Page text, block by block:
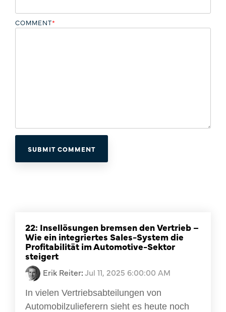
COMMENT*
22: Insellösungen bremsen den Vertrieb –
Wie ein integriertes Sales-System die
Profitabilität im Automotive-Sektor
steigert
Erik Reiter: Jul 11, 2025 6:00:00 AM
In vielen Vertriebsabteilungen von
Automobilzulieferern sieht es heute noch